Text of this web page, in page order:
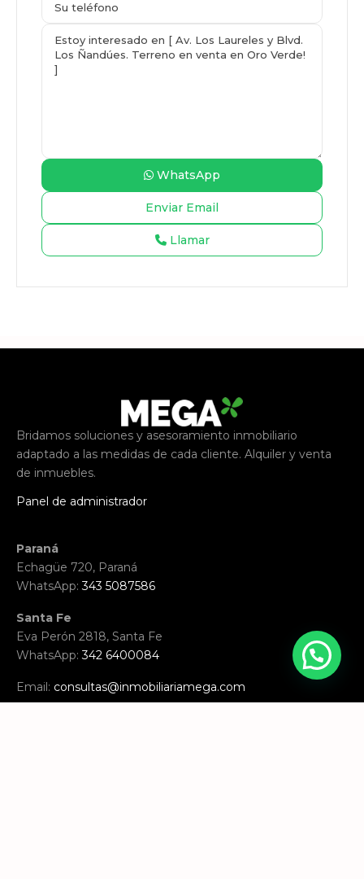
WhatsApp
Llamar
Bridamos soluciones y asesoramiento inmobiliario
adaptado a las medidas de cada cliente. Alquiler y venta
de inmuebles.
Panel de administrador
Paraná
Echagüe 720, Paraná
WhatsApp:343 5087586
Santa Fe
Eva Perón 2818, Santa Fe
WhatsApp:342 6400084
Email: consultas@inmobiliariamega.com